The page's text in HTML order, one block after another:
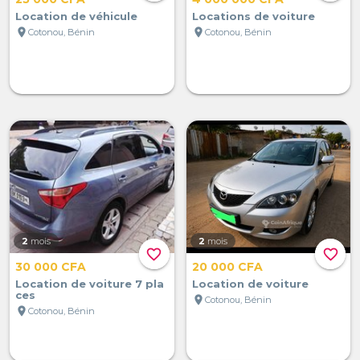
Location de véhicule
location_on Cotonou, Bénin
Locations de voiture
location_on Cotonou, Bénin
favorite_border
2 mois
30 000 CFA
Location de voiture 7 pla
ces
location_on Cotonou, Bénin
favorite_border
2 mois
20 000 CFA
Location de voiture
location_on Cotonou, Bénin